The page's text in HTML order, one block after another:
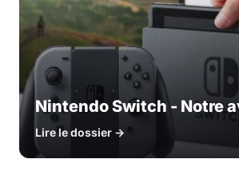
Nintendo Switch - Notre
Lire le dossier →